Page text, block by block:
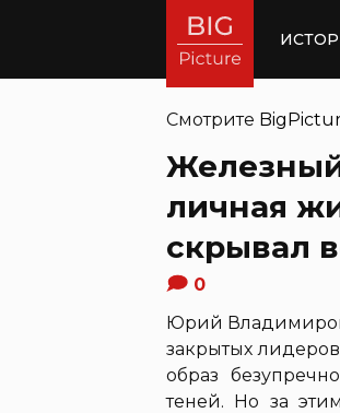
Смотрите
личная
скрывал
0
Юрий
закрытых
образ
теней. Но за